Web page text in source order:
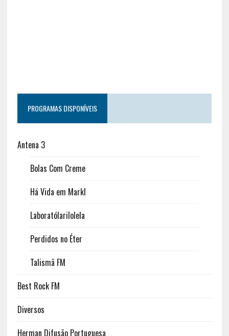
PROGRAMAS DISPONÍVEIS
Antena 3
Bolas Com Creme
Há Vida em Markl
Laboratólarilolela
Perdidos no Éter
Talismã FM
Best Rock FM
Diversos
Herman Difusão Portuguesa